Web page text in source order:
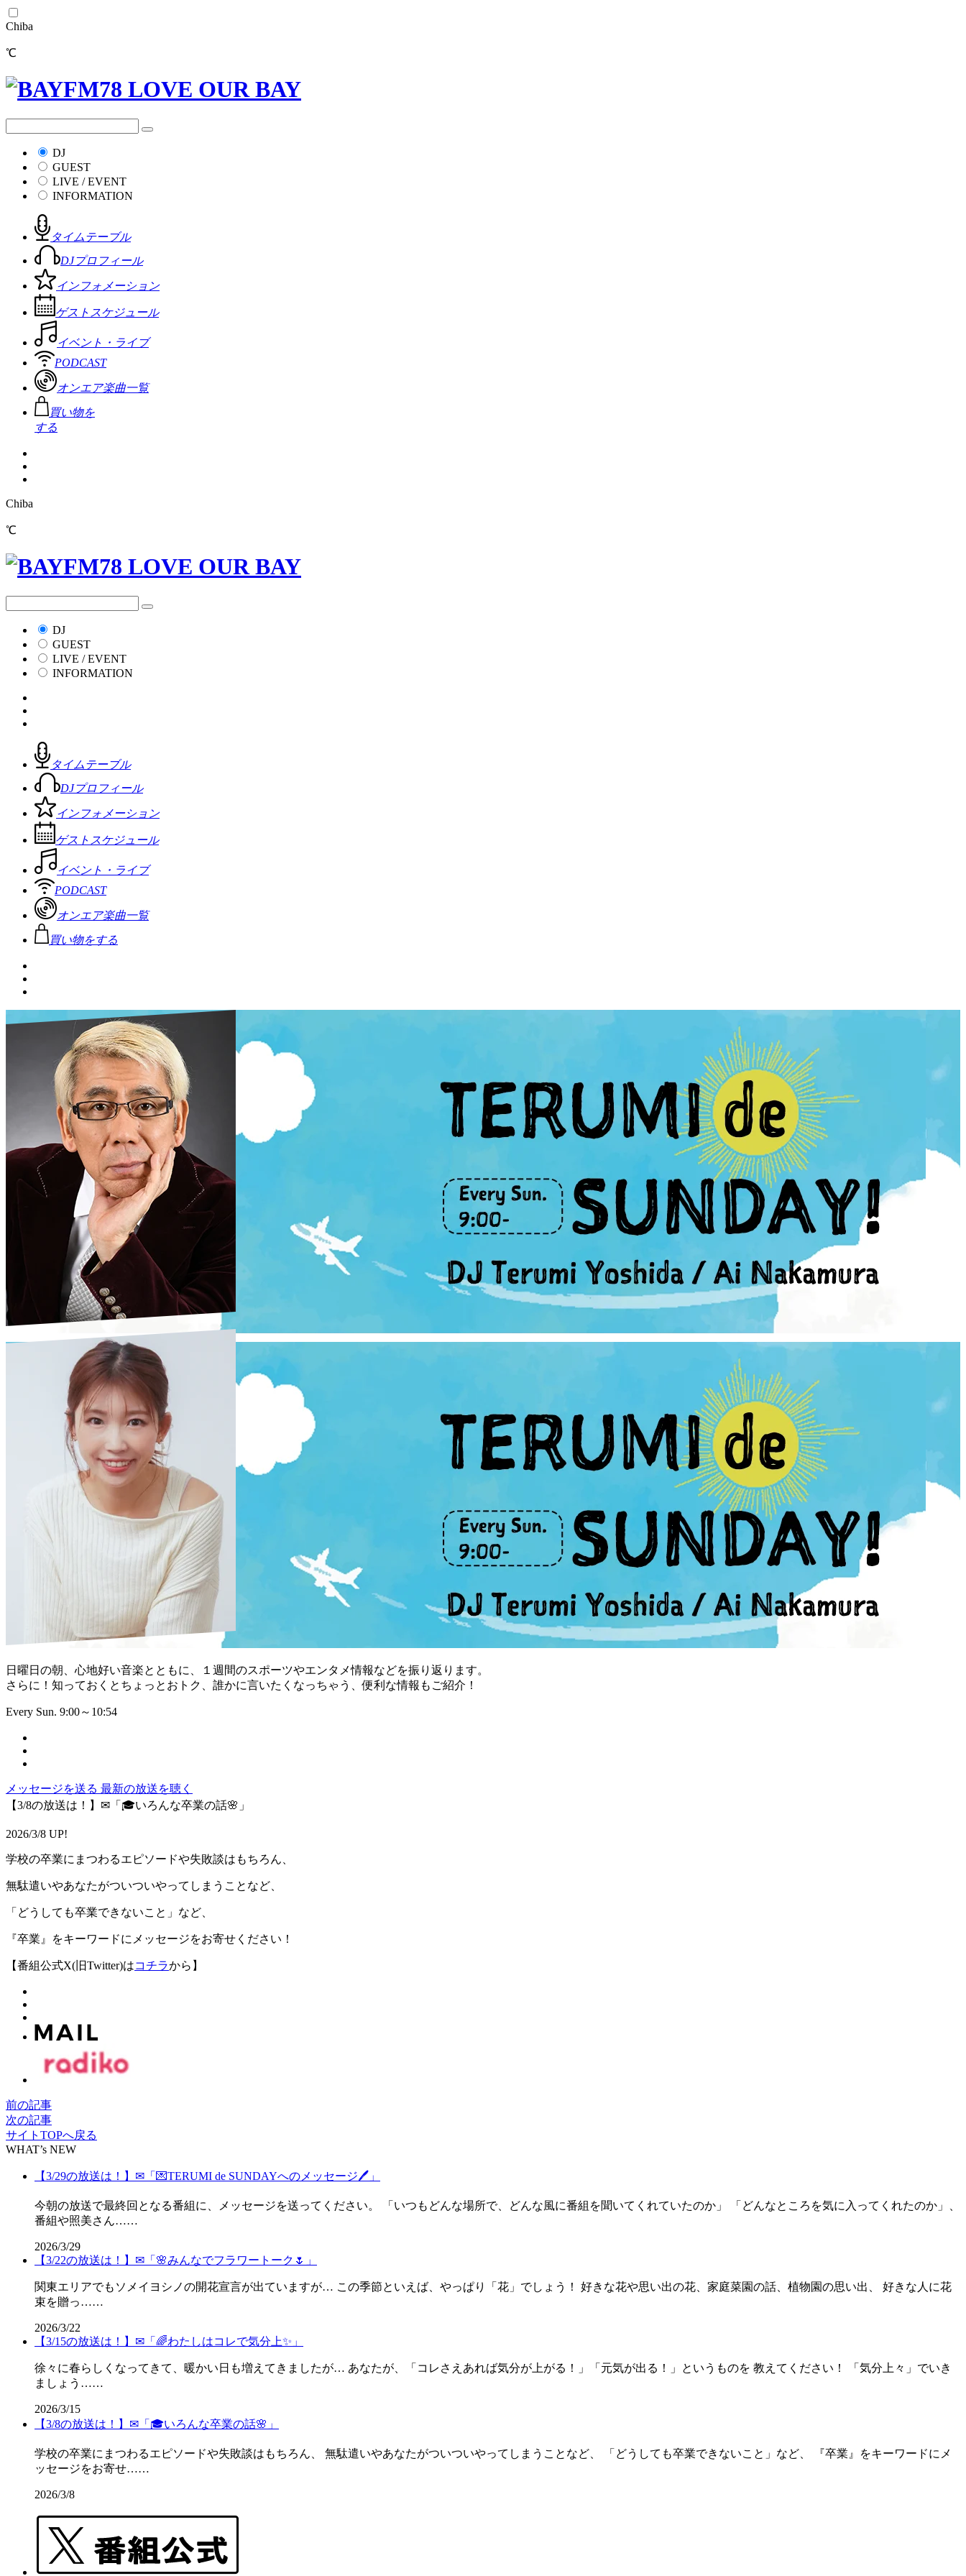
Chiba
℃
DJ
GUEST
LIVE / EVENT
INFORMATION
タイムテーブル
DJプロフィール
インフォメーション
ゲストスケジュール
イベント・ライブ
PODCAST
オンエア楽曲一覧
買い物を
する
Chiba
℃
DJ
GUEST
LIVE / EVENT
INFORMATION
タイムテーブル
DJプロフィール
インフォメーション
ゲストスケジュール
イベント・ライブ
PODCAST
オンエア楽曲一覧
買い物をする
日曜日の朝、心地好い音楽とともに、１週間のスポーツやエンタメ情報などを振り返ります。
さらに！知っておくとちょっとおトク、誰かに言いたくなっちゃう、便利な情報もご紹介！
Every Sun. 9:00～10:54
メッセージを送る 最新の放送を聴く
【3/8の放送は！】✉「🎓️いろんな卒業の話🌸」
2026/3/8 UP!
学校の卒業にまつわるエピソードや失敗談はもちろん、
無駄遣いやあなたがついついやってしまうことなど、
「どうしても卒業できないこと」など、
『卒業』をキーワードにメッセージをお寄せください！
【番組公式X(旧Twitter)はコチラから】
前の記事
次の記事
サイトTOPへ戻る
WHAT’s NEW
【3/29の放送は！】✉「💌TERUMI de SUNDAYへのメッセージ🖊」
今朝の放送で最終回となる番組に、メッセージを送ってください。 「いつもどんな場所で、どんな風に番組を聞いてくれていたのか」 「どんなところを気に入ってくれたのか」、
番組や照美さん……
2026/3/29
【3/22の放送は！】✉「🌸みんなでフラワートーク🌷」
関東エリアでもソメイヨシノの開花宣言が出ていますが… この季節といえば、やっぱり「花」でしょう！ 好きな花や思い出の花、家庭菜園の話、植物園の思い出、 好きな人に花
束を贈っ……
2026/3/22
【3/15の放送は！】✉「🌈わたしはコレで気分上✨」
徐々に春らしくなってきて、暖かい日も増えてきましたが… あなたが、「コレさえあれば気分が上がる！」「元気が出る！」というものを 教えてください！ 「気分上々」でいき
ましょう……
2026/3/15
【3/8の放送は！】✉「🎓️いろんな卒業の話🌸」
学校の卒業にまつわるエピソードや失敗談はもちろん、 無駄遣いやあなたがついついやってしまうことなど、 「どうしても卒業できないこと」など、 『卒業』をキーワードにメ
ッセージをお寄せ……
2026/3/8